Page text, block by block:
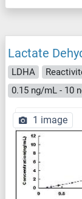
Lactate
LDHA
0.15 ng/mL - 10
1 image